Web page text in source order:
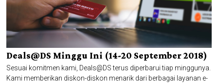
Deals@DS Minggu Ini (14-20 September 2018)
Sesuai komitmen kami, Deals@DS terus diperbarui tiap minggunya.
Kami memberikan diskon-diskon menarik dari berbagai layanan e-